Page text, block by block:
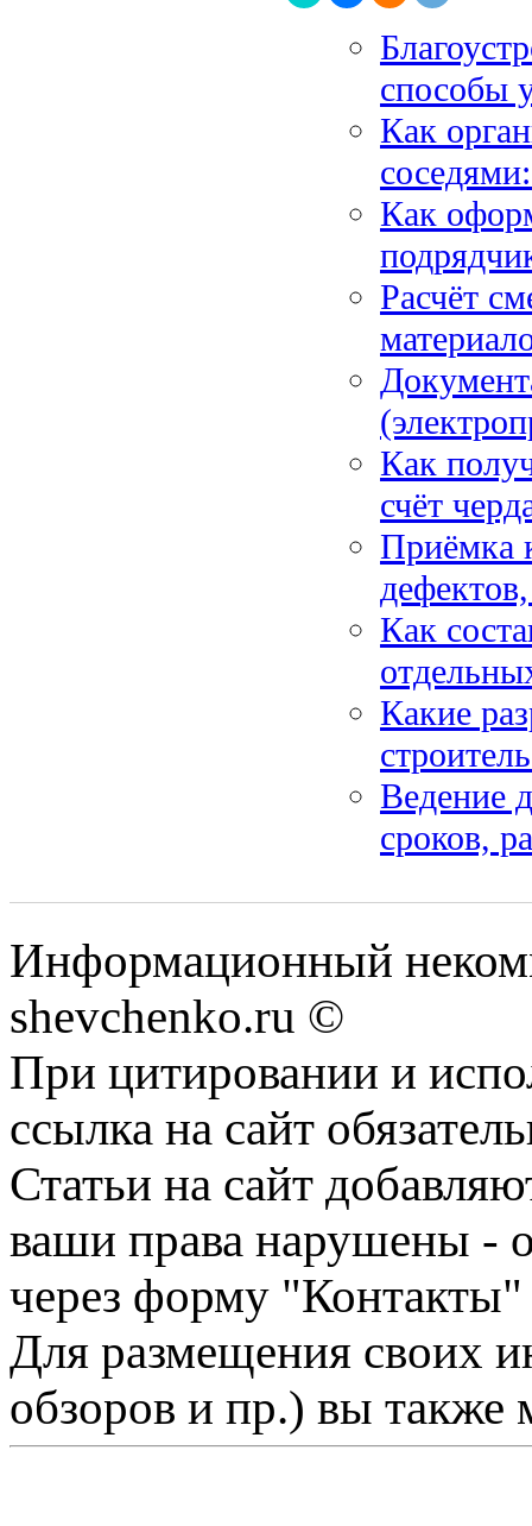
способы
Как
Как
Расчёт
Как
счёт
Приёмка
Как
Какие
Ведение
сроков,
Информационный
shevchenko.ru ©
При цитировании и
ссылка на сайт
Статьи на сайт
ваши права нарушены -
через форму "Контакты"
Для размещения своих
обзоров и пр.) вы также